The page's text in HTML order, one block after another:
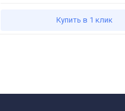
Купить в 1 клик